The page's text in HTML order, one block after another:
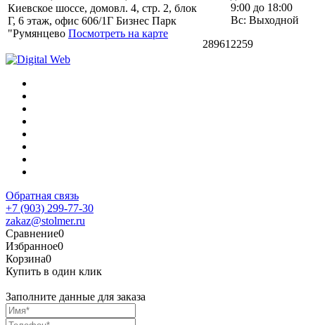
Киевское шоссе, домовл. 4, стр. 2, блок
Г, 6 этаж, офис 606/1Г Бизнес Парк
"Румянцево Посмотреть на карте
9:00 до 18:00
Вс: Выходной
289612259
Обратная связь
+7 (903) 299-77-30
zakaz@stolmer.ru
Сравнение0
Избранное0
Корзина0
Купить в один клик
Заполните данные для заказа